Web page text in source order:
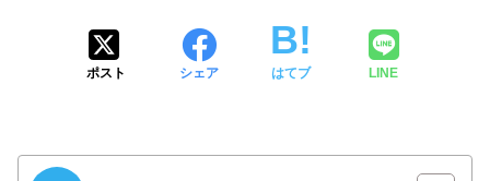
ポスト シェア はてブ LINE